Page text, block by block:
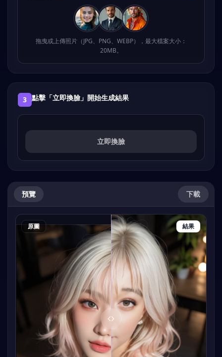
拖曳或上傳照片（JPG、PNG、WEBP），最大檔案大小：
20MB。
3 點擊「立即換臉」開始生成結果
立即換臉
預覽 下載
原圖 結果